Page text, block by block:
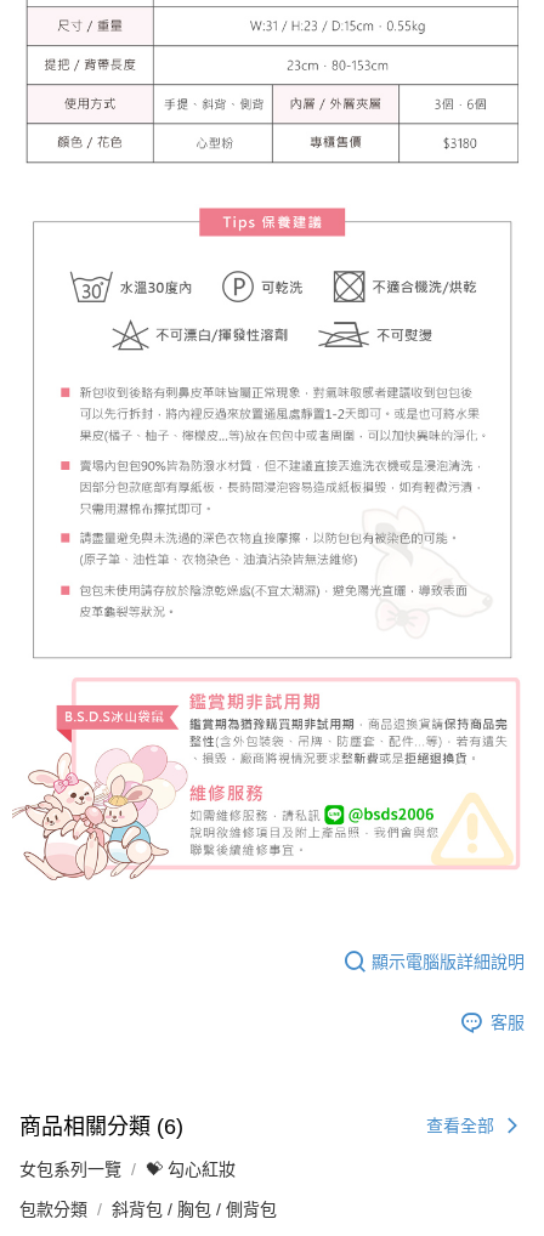
顯示電腦版詳細說明
客服
商品相關分類 (6) 查看全部
女包系列一覽 💝 勾心紅妝
包款分類 斜背包 / 胸包 / 側背包